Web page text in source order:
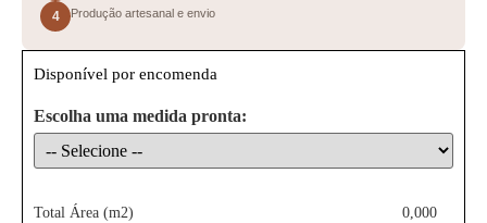
4 Produção artesanal e envio
Disponível por encomenda
Escolha uma medida pronta:
Total Área (m2) 0,000